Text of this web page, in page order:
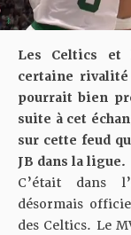
Les Celtics et
certaine rivalité
pourrait bien
suite à cet
sur cette feud
JB dans la ligue.
C’était dans
désormais
des Celtics. Le